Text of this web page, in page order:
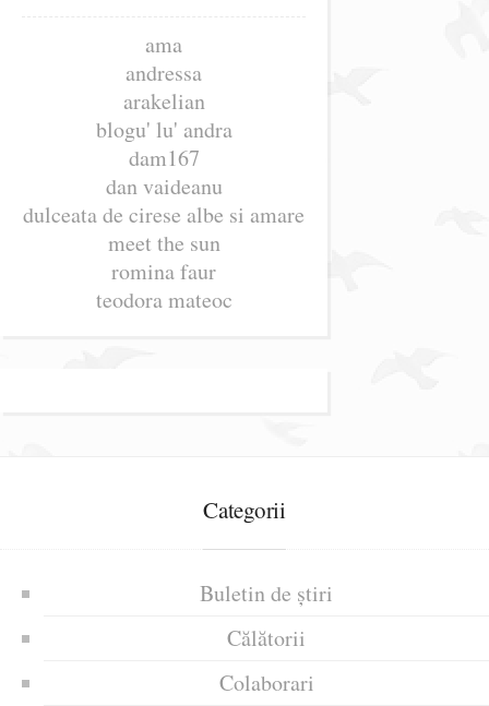
ama
andressa
arakelian
blogu' lu' andra
dam167
dan vaideanu
dulceata de cirese albe si amare
meet the sun
romina faur
teodora mateoc
Categorii
Buletin de știri
Călătorii
Colaborari